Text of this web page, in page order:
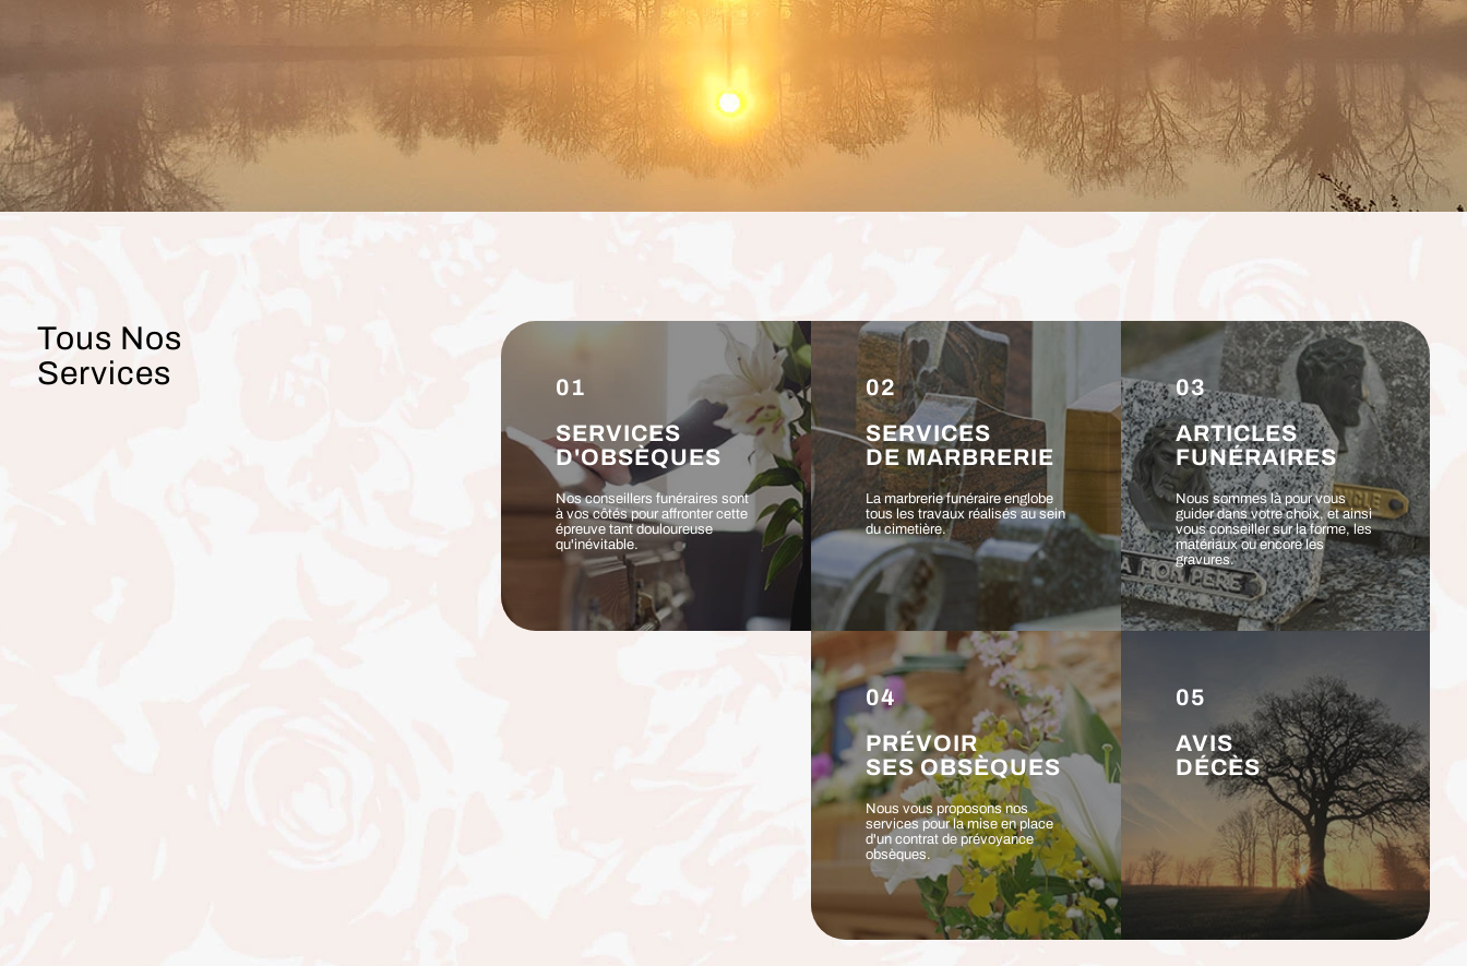
Tous Nos
Services
01
SERVICES
D'OBSÈQUES
Nos conseillers funéraires sont
à vos côtés pour affronter cette
épreuve tant douloureuse
qu'inévitable.
02
SERVICES
DE MARBRERIE
La marbrerie funéraire englobe
tous les travaux réalisés au sein
du cimetière.
03
ARTICLES
FUNÉRAIRES
Nous sommes là pour vous
guider dans votre choix, et ainsi
vous conseiller sur la forme, les
matériaux ou encore les
gravures.
04
PRÉVOIR
SES OBSÈQUES
Nous vous proposons nos
services pour la mise en place
d'un contrat de prévoyance
obsèques.
05
AVIS
DÉCÈS